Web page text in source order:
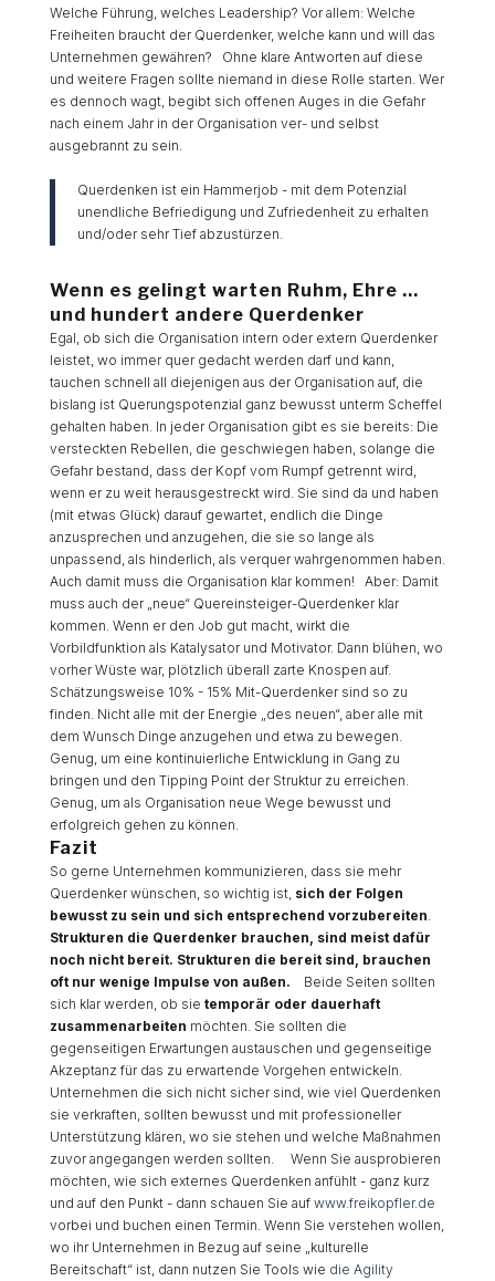
Welche Führung, welches Leadership? Vor allem: Welche
Freiheiten braucht der Querdenker, welche kann und will das
Unternehmen gewähren? Ohne klare Antworten auf diese
und weitere Fragen sollte niemand in diese Rolle starten. Wer
es dennoch wagt, begibt sich offenen Auges in die Gefahr
nach einem Jahr in der Organisation ver- und selbst
ausgebrannt zu sein.
Querdenken ist ein Hammerjob - mit dem Potenzial
unendliche Befriedigung und Zufriedenheit zu erhalten
und/oder sehr Tief abzustürzen.
Wenn es gelingt warten Ruhm, Ehre …
und hundert andere Querdenker
Egal, ob sich die Organisation intern oder extern Querdenker
leistet, wo immer quer gedacht werden darf und kann,
tauchen schnell all diejenigen aus der Organisation auf, die
bislang ist Querungspotenzial ganz bewusst unterm Scheffel
gehalten haben. In jeder Organisation gibt es sie bereits: Die
versteckten Rebellen, die geschwiegen haben, solange die
Gefahr bestand, dass der Kopf vom Rumpf getrennt wird,
wenn er zu weit herausgestreckt wird. Sie sind da und haben
(mit etwas Glück) darauf gewartet, endlich die Dinge
anzusprechen und anzugehen, die sie so lange als
unpassend, als hinderlich, als verquer wahrgenommen haben.
Auch damit muss die Organisation klar kommen! Aber: Damit
muss auch der „neue“ Quereinsteiger-Querdenker klar
kommen. Wenn er den Job gut macht, wirkt die
Vorbildfunktion als Katalysator und Motivator. Dann blühen, wo
vorher Wüste war, plötzlich überall zarte Knospen auf.
Schätzungsweise 10% - 15% Mit-Querdenker sind so zu
finden. Nicht alle mit der Energie „des neuen“, aber alle mit
dem Wunsch Dinge anzugehen und etwa zu bewegen.
Genug, um eine kontinuierliche Entwicklung in Gang zu
bringen und den Tipping Point der Struktur zu erreichen.
Genug, um als Organisation neue Wege bewusst und
erfolgreich gehen zu können.
Fazit
So gerne Unternehmen kommunizieren, dass sie mehr
Querdenker wünschen, so wichtig ist, sich der Folgen
bewusst zu sein und sich entsprechend vorzubereiten
Strukturen die Querdenker brauchen, sind meist dafür
noch nicht bereit. Strukturen die bereit sind, brauchen
oft nur wenige Impulse von außen.
Beide Seiten sollten
sich klar werden, ob sie temporär oder dauerhaft
zusammenarbeiten möchten. Sie sollten die
gegenseitigen Erwartungen austauschen und gegenseitige
Akzeptanz für das zu erwartende Vorgehen entwickeln.
Unternehmen die sich nicht sicher sind, wie viel Querdenken
sie verkraften, sollten bewusst und mit professioneller
Unterstützung klären, wo sie stehen und welche Maßnahmen
zuvor angegangen werden sollten. Wenn Sie ausprobieren
möchten, wie sich externes Querdenken anfühlt - ganz kurz
und auf den Punkt - dann schauen Sie auf www.freikopfler.de
vorbei und buchen einen Termin. Wenn Sie verstehen wollen,
wo ihr Unternehmen in Bezug auf seine „kulturelle
Bereitschaft“ ist, dann nutzen Sie Tools wie die Agility